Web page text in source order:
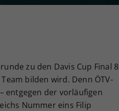
zu den Davis Cup Final 8
bilden wird. Denn ÖTV-
entgegen der vorläufigen
Nummer eins Filip